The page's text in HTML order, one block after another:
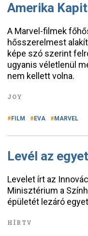
Amerika
A Marvel-filmek
hősszerelmest
képe szó szerint
ugyanis véletlenül
nem kellett volna.
JOY
FILM EVA MARVEL
Levél az
Levelet írt az
Minisztérium a
épületét lezáró
HÍRTV